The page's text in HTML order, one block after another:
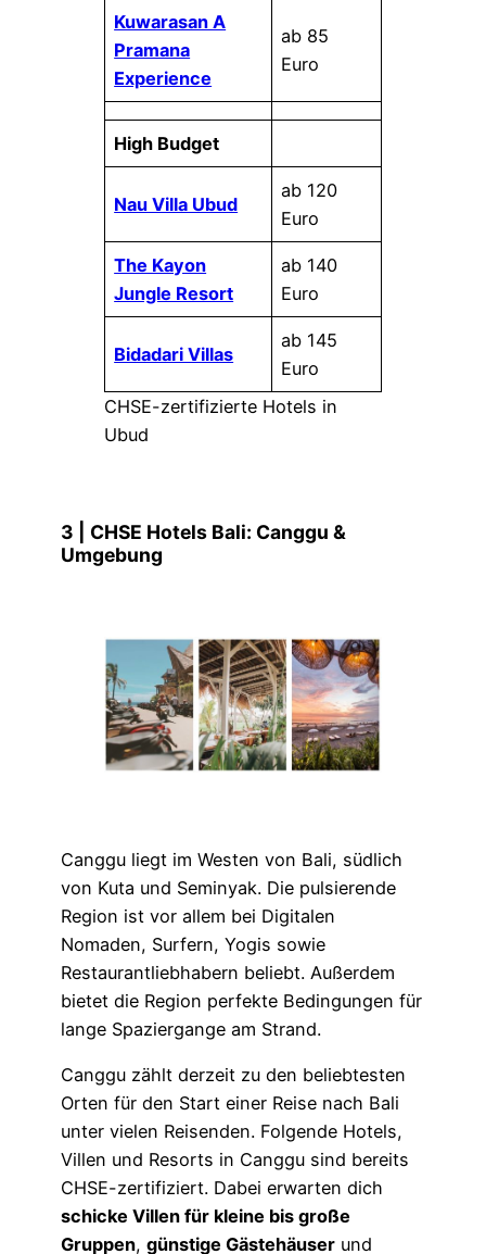
Kuwarasan A
Pramana
Experience
ab 85
Euro
High Budget
Nau Villa Ubud
ab 120
Euro
The Kayon
Jungle Resort
ab 140
Euro
Bidadari Villas
ab 145
Euro
CHSE-zertifizierte Hotels in
Ubud
3 | CHSE Hotels Bali: Canggu &
Umgebung
Canggu liegt im Westen von Bali, südlich
von Kuta und Seminyak. Die pulsierende
Region ist vor allem bei Digitalen
Nomaden, Surfern, Yogis sowie
Restaurantliebhabern beliebt. Außerdem
bietet die Region perfekte Bedingungen für
lange Spaziergange am Strand.
Canggu zählt derzeit zu den beliebtesten
Orten für den Start einer Reise nach Bali
unter vielen Reisenden. Folgende Hotels,
Villen und Resorts in Canggu sind bereits
CHSE-zertifiziert. Dabei erwarten dich
schicke Villen für kleine bis große
Gruppen, günstige Gästehäuser und